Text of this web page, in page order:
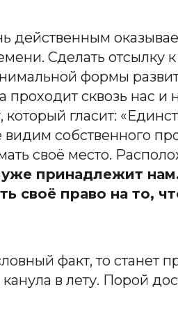
действенным
Сделать отсылку к
формы
сквозь нас
гласит:
собственного
своё место.
принадлежит
своё право на то,
факт, то станет
в лету. Порой